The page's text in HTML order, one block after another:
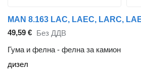
MAN 8.163 LAC, LAEC, LARC,
49,59 € Без ДДВ
Гума и фелна - фелна за камион
дизел